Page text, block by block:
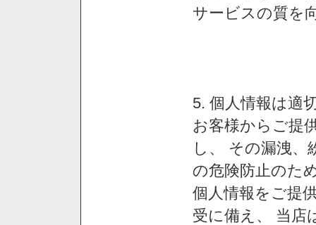
サービスの質を
5. 個人情報は適
お客様からご提
し、 その漏洩、
の危険防止のた
個人情報をご提
受に備え、 当店